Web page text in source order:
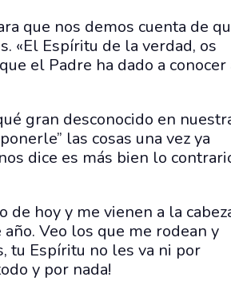
que nos demos cuenta de
«El Espíritu de la verdad, os
el Padre ha dado a conocer
gran desconocido en
las cosas una vez ya
dice es más bien lo
de hoy y me vienen a la
Veo los que me rodean y
tu Espíritu no les va ni por
y por nada!